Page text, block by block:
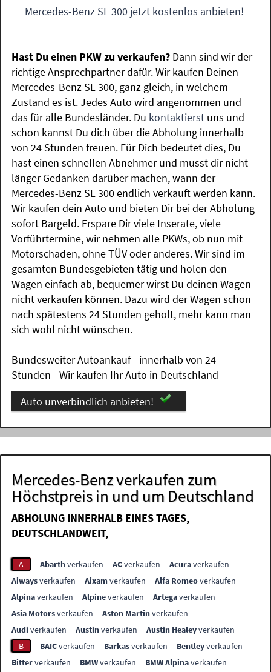
Mercedes-Benz SL 300 jetzt kostenlos anbieten!
Hast Du einen PKW zu verkaufen? Dann sind wir der
richtige Ansprechpartner dafür. Wir kaufen Deinen
Mercedes-Benz SL 300, ganz gleich, in welchem
Zustand es ist. Jedes Auto wird angenommen und
das für alle Bundesländer. Du kontaktierst uns und
schon kannst Du dich über die Abholung innerhalb
von 24 Stunden freuen. Für Dich bedeutet dies, Du
hast einen schnellen Abnehmer und musst dir nicht
länger Gedanken darüber machen, wann der
Mercedes-Benz SL 300 endlich verkauft werden kann.
Wir kaufen dein Auto und bieten Dir bei der Abholung
sofort Bargeld. Erspare Dir viele Inserate, viele
Vorführtermine, wir nehmen alle PKWs, ob nun mit
Motorschaden, ohne TÜV oder anderes. Wir sind im
gesamten Bundesgebieten tätig und holen den
Wagen einfach ab, bequemer wirst Du deinen Wagen
nicht verkaufen können. Dazu wird der Wagen schon
nach spätestens 24 Stunden geholt, mehr kann man
sich wohl nicht wünschen.
Bundesweiter Autoankauf - innerhalb von 24
Stunden - Wir kaufen Ihr Auto in Deutschland
Auto unverbindlich anbieten!
Mercedes-Benz verkaufen zum
Höchstpreis in und um Deutschland
ABHOLUNG INNERHALB EINES TAGES,
DEUTSCHLANDWEIT,
A Abarthverkaufen ACverkaufen Acuraverkaufen
Aiwaysverkaufen Aixamverkaufen Alfa Romeoverkaufen
Alpinaverkaufen Alpineverkaufen Artegaverkaufen
Asia Motorsverkaufen Aston Martinverkaufen
Audi verkaufen Austinverkaufen Austin Healeyverkaufen
B
BAICverkaufen Barkasverkaufen Bentleyverkaufen
Bitterverkaufen BMWverkaufen BMW Alpinaverkaufen